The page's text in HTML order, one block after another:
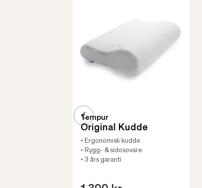
Tempur
Original Kudde
• Ergonomisk kudde
• Rygg- & sidosovare
• 3 års garanti